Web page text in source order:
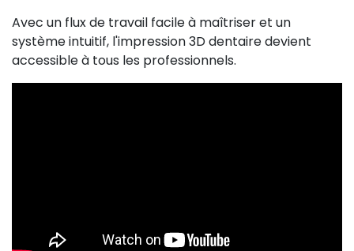
Avec un flux de travail facile à maîtriser et un
système intuitif, l'impression 3D dentaire devient
accessible à tous les professionnels.